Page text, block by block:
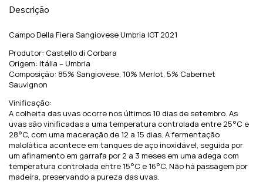
Descrição
Campo Della Fiera Sangiovese Umbria IGT 2021
Produtor: Castello di Corbara
Origem: Itália – Umbria
Composição: 85% Sangiovese, 10% Merlot, 5% Cabernet
Sauvignon
Vinificação:
A colheita das uvas ocorre nos últimos 10 dias de setembro. As
uvas são vinificadas a uma temperatura controlada entre 25°C e
28°C, com uma maceração de 12 a 15 dias. A fermentação
malolática acontece em tanques de aço inoxidável, seguida por
um afinamento em garrafa por 2 a 3 meses em uma adega com
temperatura controlada entre 15°C e 16°C. Não há passagem por
madeira, preservando a pureza das uvas.